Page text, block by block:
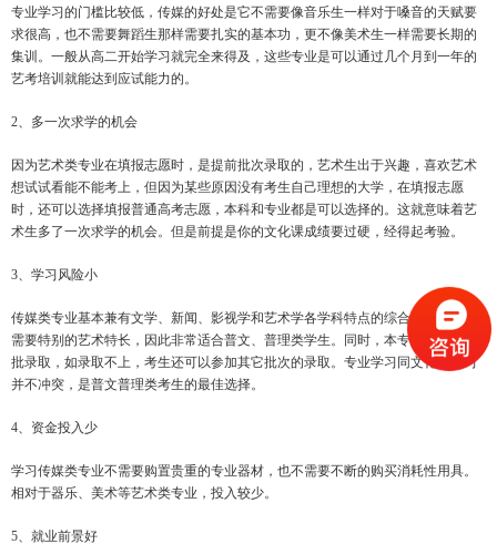
专业学习的门槛比较低，传媒的好处是它不需要像音乐生一样对于嗓音的天赋要
求很高，也不需要舞蹈生那样需要扎实的基本功，更不像美术生一样需要长期的
集训。一般从高二开始学习就完全来得及 ，这些专业是可以通过几个月到一年的
艺考培训就能达到应试能力的。
2、多一次求学的机会
因为艺术类专业在填报志愿时，是提前批次录取的，艺术生出于兴趣，喜欢艺术
想试试看能不能考上，但因为某些原因没有考生自己理想的大学，在填报志愿
时，还可以选择填报普通高考志愿，本科和专业都是可以选择的。这就意味着艺
术生多了一次求学的机会。但是前提是你的文化课成绩要过硬，经得起考验。
3、学习风险小
传媒类专业基本兼有文学、新闻、影视学和艺术学各学科特点的综合型专业，不
需要特别的艺术特长，因此非常适合普文、普理类学生。同时，本专业属于提前
批录取，如录取不上，考生还可以参加其它批次的录取。专业学习同文化课学习
并不冲突，是普文普理类考生的最佳选择。
4、资金投入少
学习传媒类专业不需要购置贵重的专业器材，也不需要不断的购买消耗性用具。
相对于器乐、美术等艺术类专业，投入较少。
5、就业前景好